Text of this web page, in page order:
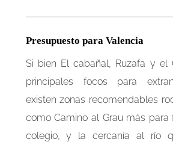
Presupuesto para Valencia
Si bien El cabañal, Ruzafa y el
principales focos para
existen zonas recomendables
como Camino al Grau más para
colegio, y la cercanía al río